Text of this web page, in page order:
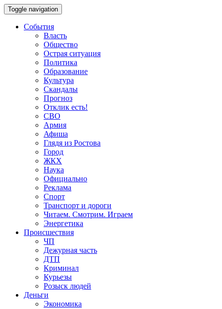
Toggle navigation
События
Власть
Общество
Острая ситуация
Политика
Образование
Культура
Скандалы
Прогноз
Отклик есть!
СВО
Армия
Афиша
Глядя из Ростова
Город
ЖКХ
Наука
Официально
Реклама
Спорт
Транспорт и дороги
Читаем. Смотрим. Играем
Энергетика
Происшествия
ЧП
Дежурная часть
ДТП
Криминал
Курьезы
Розыск людей
Деньги
Экономика